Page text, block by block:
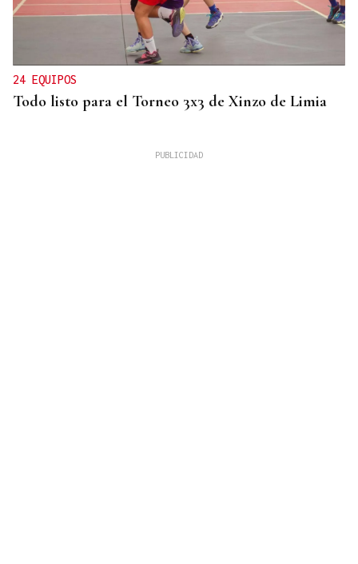
24 EQUIPOS
Todo listo para el Torneo 3x3 de Xinzo de Limia